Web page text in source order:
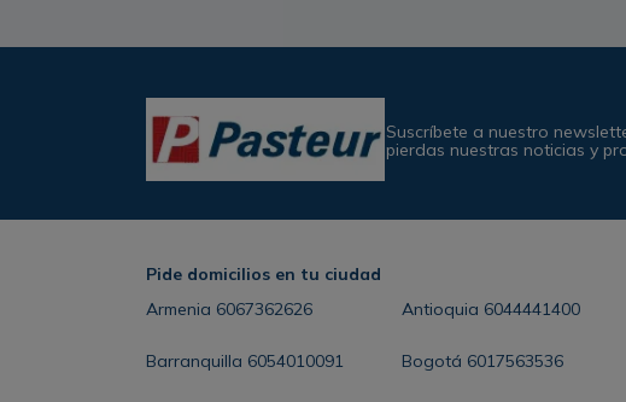
Suscríbete a nuestro
pierdas nuestras noticias y
Pide domicilios en tu ciudad
Armenia 6067362626 Antioquia 6044441400
Barranquilla 6054010091 Bogotá 6017563536